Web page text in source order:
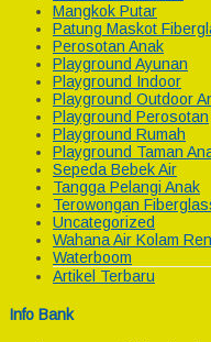
Mangkok Putar
Patung Maskot
Perosotan Anak
Playground Ayunan
Playground Indoor
Playground Outdoor
Playground Perosotan
Playground Rumah
Playground Taman
Sepeda Bebek Air
Tangga Pelangi Anak
Terowongan
Uncategorized
Wahana Air Kolam
Waterboom
Artikel Terbaru
Info Bank